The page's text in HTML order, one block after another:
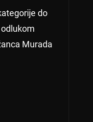
do
Murada